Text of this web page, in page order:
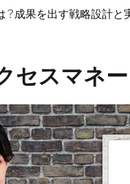
？成果を出す戦略設計と
セスマネ